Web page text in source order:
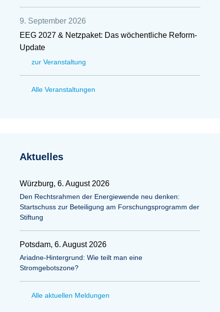
9. September 2026
EEG 2027 & Netzpaket: Das wöchentliche Reform-
Update
zur Veranstaltung
Alle Veranstaltungen
Aktuelles
Würzburg, 6. August 2026
Den Rechtsrahmen der Energiewende neu denken:
Startschuss zur Beteiligung am Forschungsprogramm der
Stiftung
Potsdam, 6. August 2026
Ariadne-Hintergrund: Wie teilt man eine
Stromgebotszone?
Alle aktuellen Meldungen